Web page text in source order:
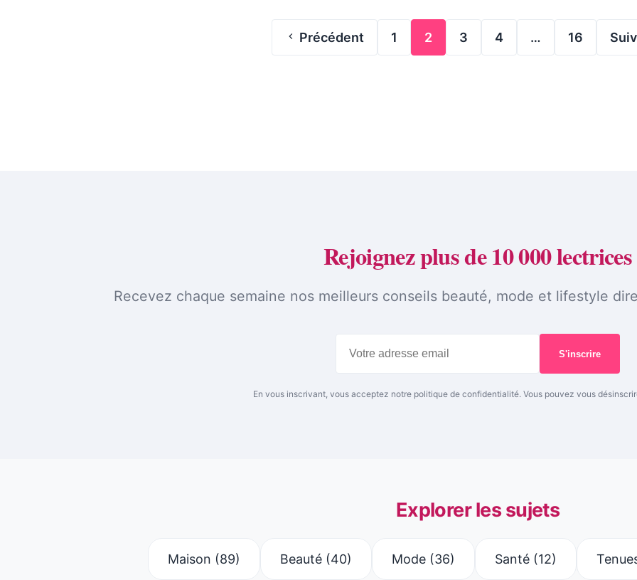
Précédent Page
1 Page
2 Page
3 Page
4 … Page
16
Rejoignez plus de 10 000 lectrices
Recevez chaque semaine nos meilleurs conseils beauté, mode et lifestyle
S'inscrire
En vous inscrivant, vous acceptez notre politique de confidentialité. Vous pouvez vous
Explorer les sujets
Maison (89) Beauté (40) Mode (36) Santé (12)